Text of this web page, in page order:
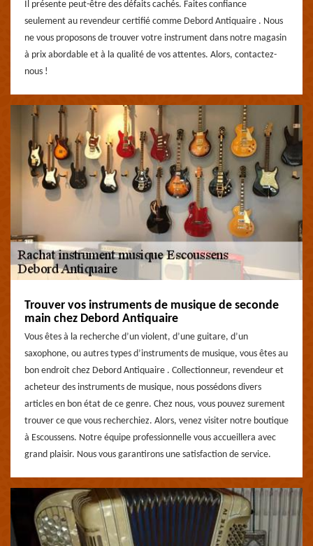
Il présente peut-être des défaits cachés. Faites confiance
seulement au revendeur certifié comme Debord Antiquaire . Nous
ne vous proposons de trouver votre instrument dans notre magasin
à prix abordable et à la qualité de vos attentes. Alors, contactez-
nous !
Trouver vos instruments de musique de seconde
main chez Debord Antiquaire
Vous êtes à la recherche d’un violent, d’une guitare, d’un
saxophone, ou autres types d’instruments de musique, vous êtes au
bon endroit chez Debord Antiquaire . Collectionneur, revendeur et
acheteur des instruments de musique, nous possédons divers
articles en bon état de ce genre. Chez nous, vous pouvez surement
trouver ce que vous recherchiez. Alors, venez visiter notre boutique
à Escoussens. Notre équipe professionnelle vous accueillera avec
grand plaisir. Nous vous garantirons une satisfaction de service.